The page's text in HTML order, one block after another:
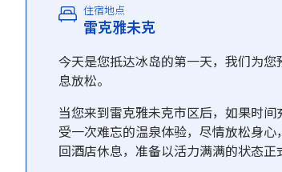
住宿地点
雷克雅未克
今天是您抵达冰岛的第一天，我们为
息放松。
当您来到雷克雅未克市区后，如果时
受一次难忘的温泉体验，尽情放松身
回酒店休息，准备以活力满满的状态正